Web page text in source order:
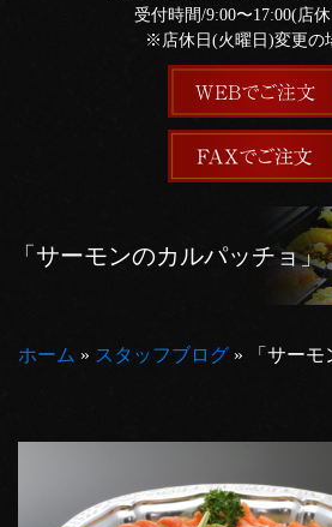
受付時間/9:00〜17:00(店
※店休日(火曜日)変更の
「サーモンのカルパッチョ」
ホーム » スタッフブログ » 「サー